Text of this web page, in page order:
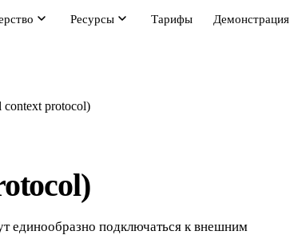
Ресурсы Тарифы Демонстрация
context protocol)
единообразно подключаться к внешним